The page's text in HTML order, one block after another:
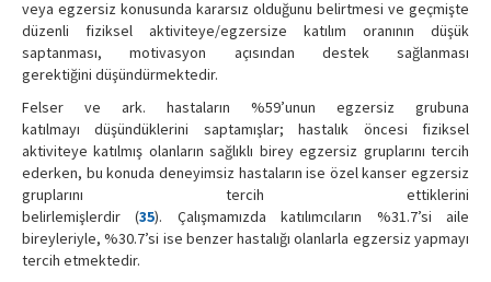
veya egzersiz konusunda kararsız olduğunu belirtmesi ve geçmişte
düzenli fiziksel aktiviteye/egzersize katılım oranının düşük
saptanması, motivasyon açısından destek sağlanması
gerektiğini düşündürmektedir.
Felser ve ark. hastaların %59’unun egzersiz grubuna
katılmayı düşündüklerini saptamışlar; hastalık öncesi fiziksel
aktiviteye katılmış olanların sağlıklı birey egzersiz gruplarını tercih
ederken, bu konuda deneyimsiz hastaların ise özel kanser egzersiz
gruplarını tercih ettiklerini
belirlemişlerdir (35). Çalışmamızda katılımcıların %31.7’si aile
bireyleriyle, %30.7’si ise benzer hastalığı olanlarla egzersiz yapmayı
tercih etmektedir.